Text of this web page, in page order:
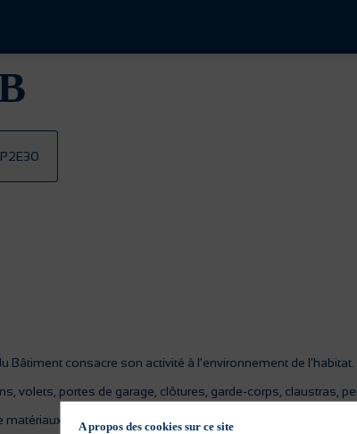
Bâtiment consacre son activité à l'environnement de l'habitat.
volets, portes de garage, clôtures, garde-corps, claustras,
modernes, tel que l'aluminium, ses choix l'ont
A propos des cookies sur ce site